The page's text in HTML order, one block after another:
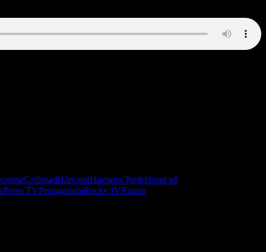
GrillmadHårvandHavnens PerleHuset på
Press TVPropagandaRocky IVRussia